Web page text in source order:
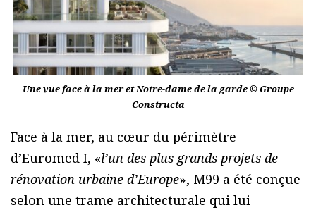
Une vue face à la mer et Notre-dame de la garde © Groupe
Constructa
Face à la mer, au cœur du périmètre
d’Euromed I, «l’un des plus grands projets de
rénovation urbaine d’Europe», M99 a été conçue
selon une trame architecturale qui lui